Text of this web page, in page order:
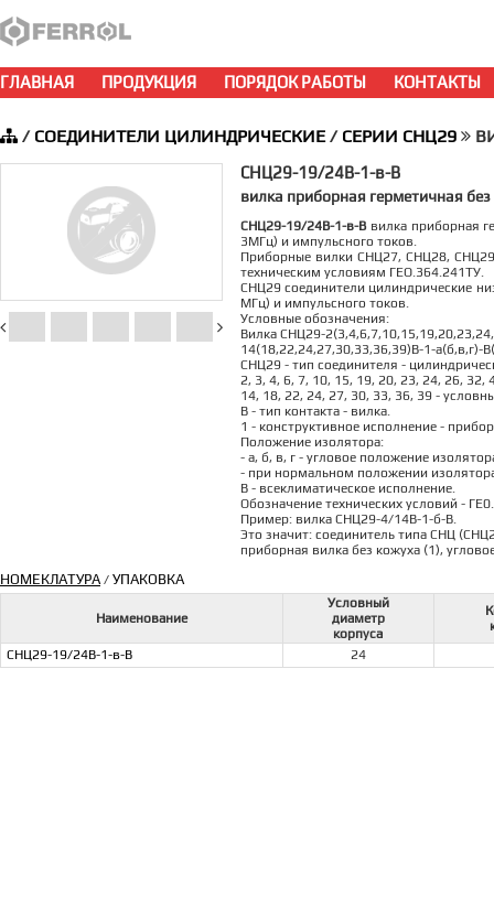
ГЛАВНАЯ ПРОДУКЦИЯ ПОРЯДОК РАБОТЫ КОНТАКТЫ
/ СОЕДИНИТЕЛИ ЦИЛИНДРИЧЕСКИЕ/ СЕРИИ СНЦ29
СНЦ29-19/24В-1-в-В
вилка приборная герметичная
СНЦ29-19/24В-1-в-Ввилка приборная
3МГц) и импульсного токов.
Приборные вилки СНЦ27, СНЦ28,
техническим условиям ГЕО.364.241ТУ.
СНЦ29 соединители цилиндрические
МГц) и импульсного токов.
Условные обозначения:
Вилка СНЦ29-
14(18,22,24,27,30,33,36,39)В-1-а(б,в,г)-
СНЦ29 - тип соединителя -
2, 3, 4, 6, 7, 10, 15, 19, 20, 23, 24, 26, 32,
14, 18, 22, 24, 27, 30, 33, 36, 39 -
В - тип контакта - вилка.
1 - конструктивное исполнение -
Положение изолятора:
- а, б, в, г - угловое положение
- при нормальном положении
В - всеклиматическое исполнение.
Обозначение технических условий -
Пример: вилка СНЦ29-4/14В-1-б-В.
Это значит: соединитель типа СНЦ
приборная вилка без кожуха (1),
НОМЕКЛАТУРА/ УПАКОВКА
Наименование
Условный
диаметр
корпуса
СНЦ29-19/24В-1-в-В
24